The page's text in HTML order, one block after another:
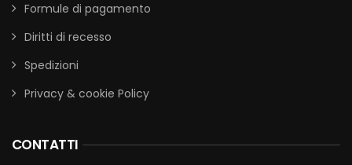
Formule di pagamento
Diritti di recesso
Spedizioni
Privacy & cookie Policy
CONTATTI